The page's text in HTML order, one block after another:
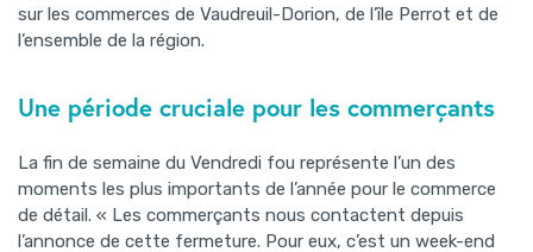
sur les commerces de Vaudreuil-Dorion, de l’île Perrot et de
l’ensemble de la région.
Une période cruciale pour les commerçants
La fin de semaine du Vendredi fou représente l’un des
moments les plus importants de l’année pour le commerce
de détail. « Les commerçants nous contactent depuis
l’annonce de cette fermeture. Pour eux, c’est un week-end